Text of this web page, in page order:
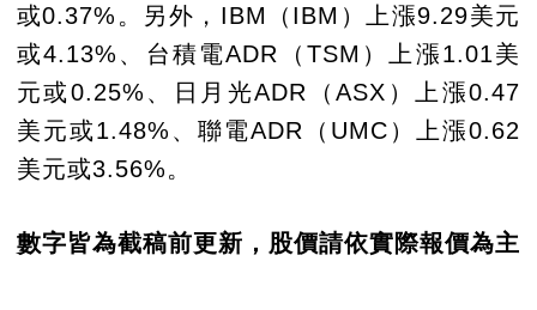
或0.37%。另外，IBM（IBM）上漲9.29美元
或4.13%、台積電ADR（TSM）上漲1.01美
元或0.25%、日月光ADR（ASX）上漲0.47
美元或1.48%、聯電ADR（UMC）上漲0.62
美元或3.56%。
數字皆為截稿前更新，股價請依實際報價為主